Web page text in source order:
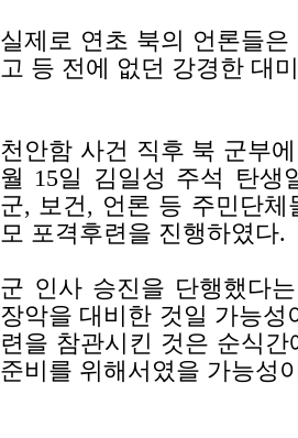
실제로 연초 북의 언론들
고 등 전에 없던 강경한 대
천안함 사건 직후 북 군부
월 15일 김일성 주석 탄생
군, 보건, 언론 등 주민단
모 포격후련을 진행하였다.
군 인사 승진을 단행했다
장악을 대비한 것일 가능
련을 참관시킨 것은 순식
준비를 위해서였을 가능성